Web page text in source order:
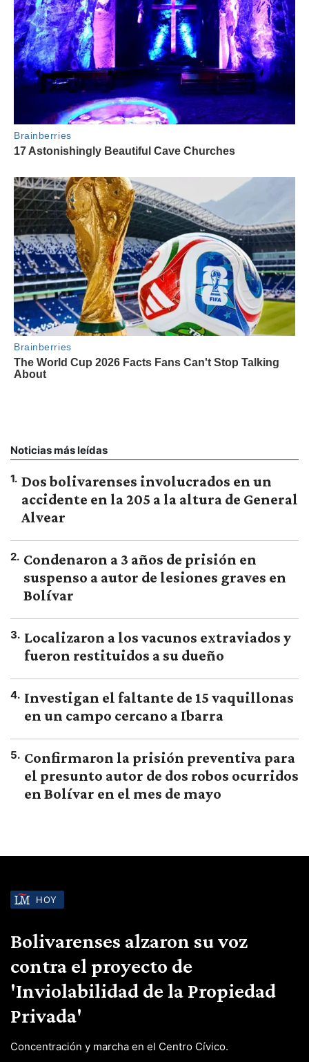
Noticias más leídas
1. Dos bolivarenses involucrados en un
accidente en la 205 a la altura de General
Alvear
2. Condenaron a 3 años de prisión en
suspenso a autor de lesiones graves en
Bolívar
3. Localizaron a los vacunos extraviados y
fueron restituidos a su dueño
4. Investigan el faltante de 15 vaquillonas
en un campo cercano a Ibarra
5. Confirmaron la prisión preventiva para
el presunto autor de dos robos ocurridos
en Bolívar en el mes de mayo
HOY
Bolivarenses alzaron su voz
contra el proyecto de
'Inviolabilidad de la Propiedad
Privada'
Concentración y marcha en el Centro Cívico.